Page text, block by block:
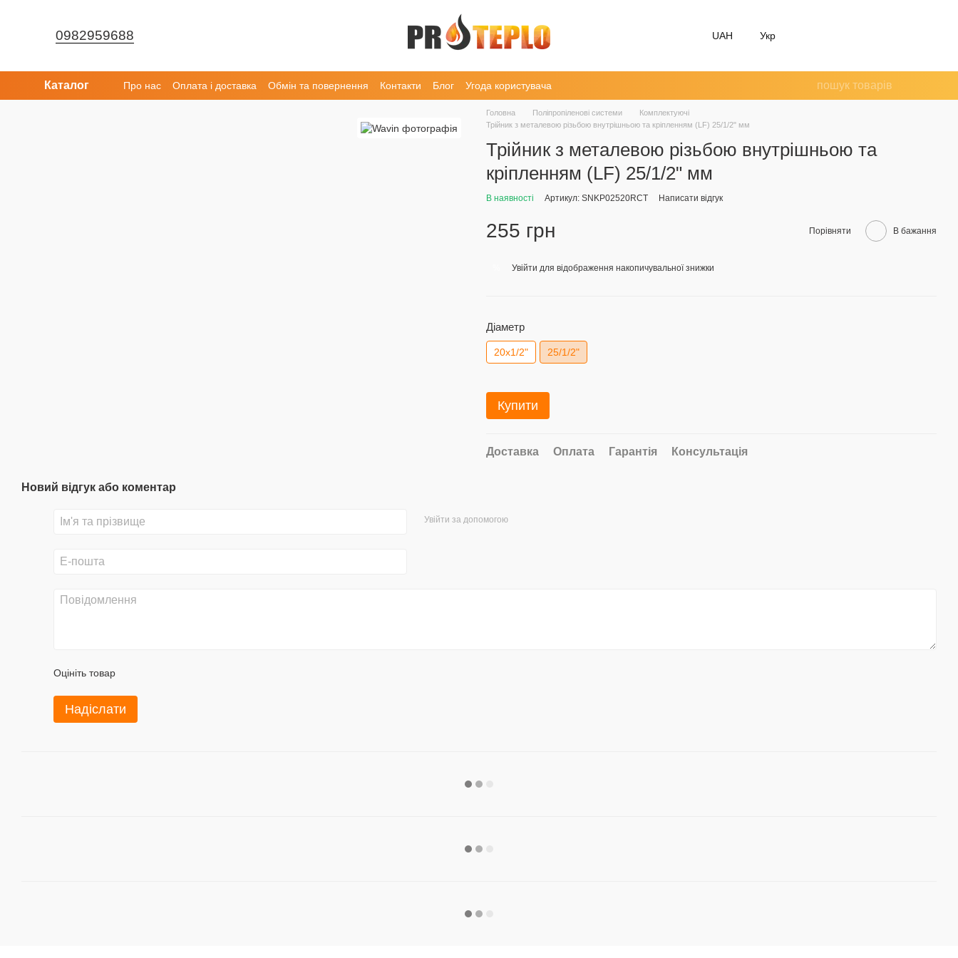
0982959688 UAH Укр
Каталог Про нас Оплата і доставка Обмін та повернення Контакти Блог Угода користувача
Головна Поліпропіленові системи
Комплектуючі
Трійник з металевою різьбою внутрішньою та кріпленням (LF) 25/1/2" мм
Трійник з металевою різьбою внутрішньою та
кріпленням (LF) 25/1/2" мм
В наявності Артикул: SNKP02520RCT Написати відгук
255 грн Порівняти В бажання
Увійти для відображення накопичувальної знижки
Діаметр
20x1/2" 25/1/2"
Купити
Доставка Оплата Гарантія Консультація
Новий відгук або коментар
Увійти за допомогою
Оцініть товар
Надіслати